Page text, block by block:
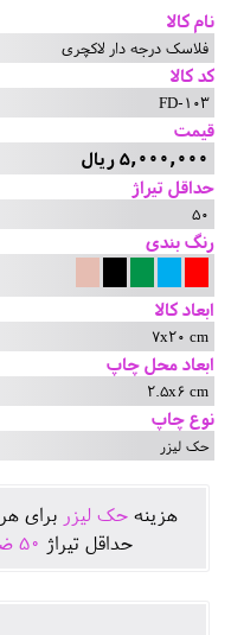
نام کالا
فلاسک درجه دار لاکچری
کد کالا
FD-103
قیمت
5,000,000 ریال
حداقل تیراژ
50
رنگ بندی
ابعاد کالا
7x20 cm
ابعاد محل چاپ
2.5x6 cm
نوع چاپ
حک لیزر
هزينه حک لیزر برای هر
حداقل تيراژ 50